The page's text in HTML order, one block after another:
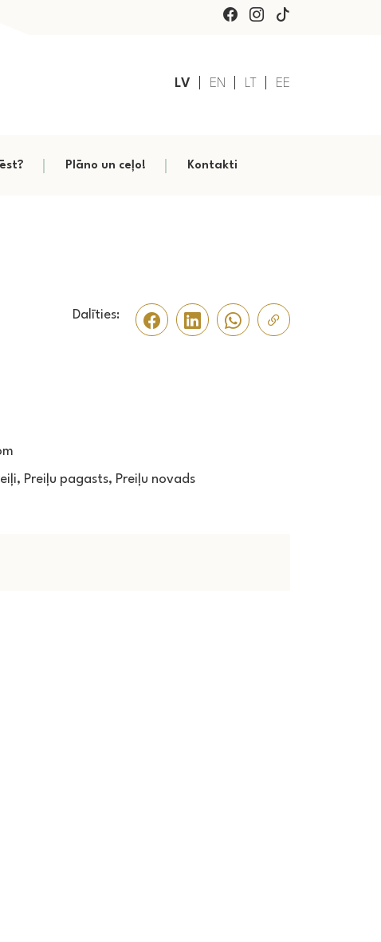
LV EN LT EE
Plāno un ceļo! Kontakti
Dalīties:
Preiļu pagasts, Preiļu novads